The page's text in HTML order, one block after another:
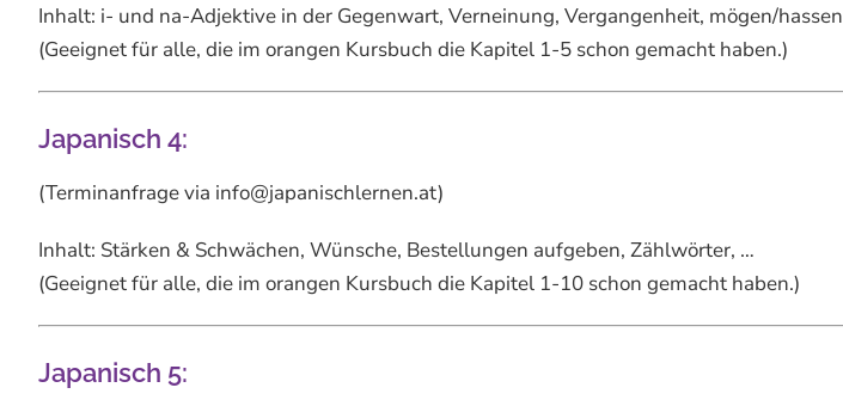
Inhalt: i- und na-Adjektive in der Gegenwart, Verneinung, Vergangenheit, mögen/
(Geeignet für alle, die im orangen Kursbuch die Kapitel 1-5 schon gemacht haben.)
Japanisch 4:
(Terminanfrage via info@japanischlernen.at)
Inhalt: Stärken & Schwächen, Wünsche, Bestellungen aufgeben, Zählwörter, …
(Geeignet für alle, die im orangen Kursbuch die Kapitel 1-10 schon gemacht haben.)
Japanisch 5: